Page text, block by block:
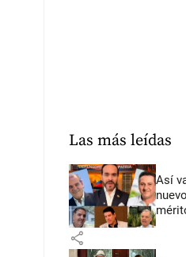
Las más leídas
Así
share